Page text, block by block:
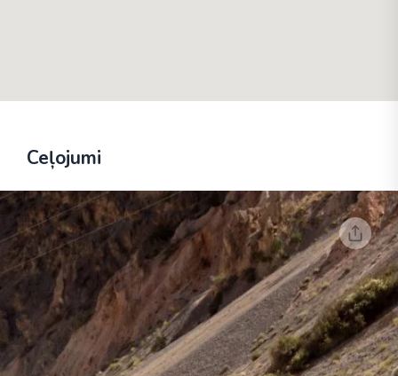
Ceļojumi